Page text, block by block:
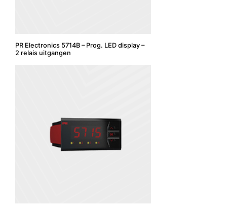
PR Electronics 5714B – Prog. LED display –
2 relais uitgangen